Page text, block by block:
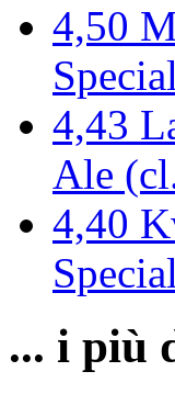
4,50
4,43
Ale
4,40
... i più